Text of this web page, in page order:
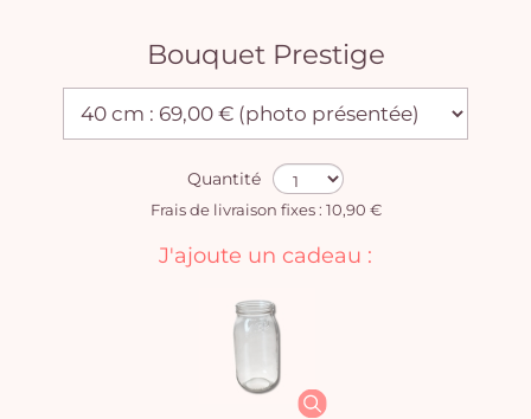
Bouquet Prestige
Quantité
Frais de livraison fixes : 10,90 €
J'ajoute un cadeau :